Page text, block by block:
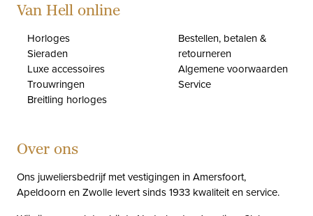
Van Hell online
Horloges
Sieraden
Luxe accessoires
Trouwringen
Breitling horloges
Bestellen, betalen &
retourneren
Algemene voorwaarden
Service
Over ons
Ons juweliersbedrijf met vestigingen in Amersfoort,
Apeldoorn en Zwolle levert sinds 1933 kwaliteit en service.